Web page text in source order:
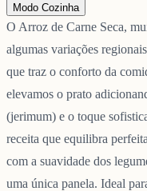
Modo Cozinha
O Arroz de Carne Seca,
algumas variações
que traz o conforto da
elevamos o prato
(jerimum) e o toque
receita que equilibra
com a suavidade dos
uma única panela. Ideal